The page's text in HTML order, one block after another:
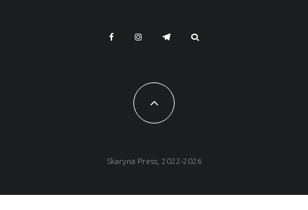
Skaryna Press, 2022-2026